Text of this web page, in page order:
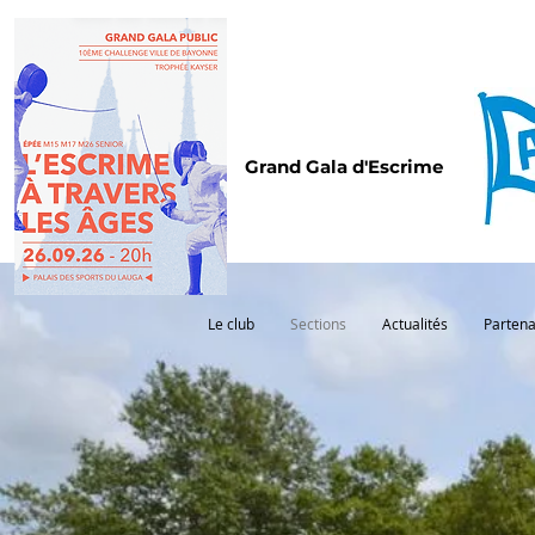
Grand Gala d'Escrime
Le club Sections Actualités